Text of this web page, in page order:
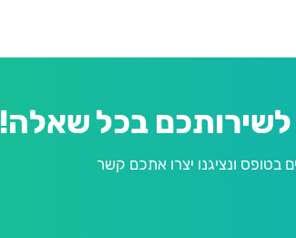
בכל שאלה!
בטופס ונציגנו יצרו אתכם קשר